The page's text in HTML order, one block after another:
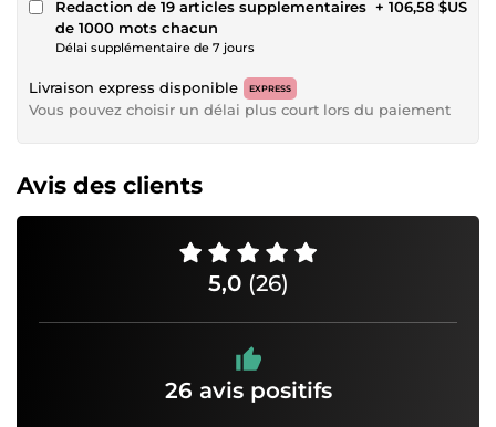
Redaction de 19 articles supplementaires
de 1000 mots chacun
Délai supplémentaire de 7 jours
+ 106,58 $US
Livraison express disponible EXPRESS
Vous pouvez choisir un délai plus court lors du paiement
Avis des clients
5,0 (26)
26 avis positifs